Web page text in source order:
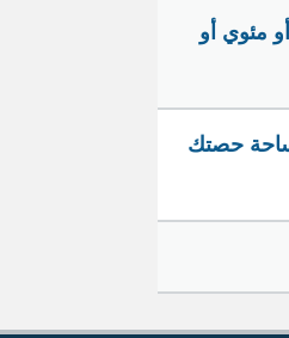
مئوي أو
حصتك